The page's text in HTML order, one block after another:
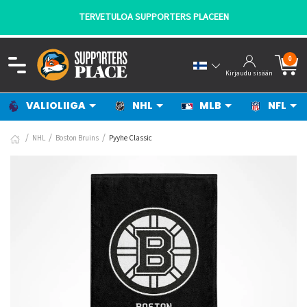
TERVETULOA SUPPORTERS PLACEEN
Kirjaudu sisään
0
VALIOLIIGA NHL MLB NFL
NHL Boston Bruins Pyyhe Classic